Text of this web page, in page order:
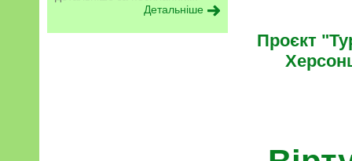
Детальніше
Проєкт